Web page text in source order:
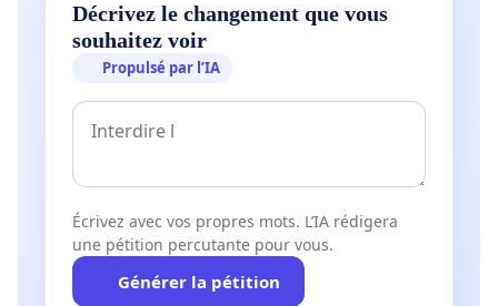
Le gouvernement de la Saskatchewan ne devrait pas
obliger à une communauté d’attendre plus de 17 ans
pour obtenir des installations scolaires adéquates qui
sont à la base d’une éducation. Il devrait investir dès
aujourd’hui dans la communauté de Ponteix en
élèves de poursuivre leurs études dans la langue de
citoyens de la Saskatchewan, afin qu’ils puissent avoir
un milieu d’apprentissage accueillant et propice à leur
Décrivez le changement que vous
souhaitez voir
Propulsé par l’IA
Écrivez avec vos propres mots. L’IA rédigera
une pétition percutante pour vous.
Générer la pétition